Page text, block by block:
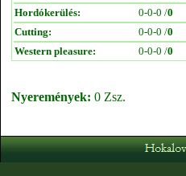
Hordókerülés:
0-0-0 /0
Cutting:
0-0-0 /0
Western pleasure:
0-0-0 /0
Nyeremények: 0 Zsz.